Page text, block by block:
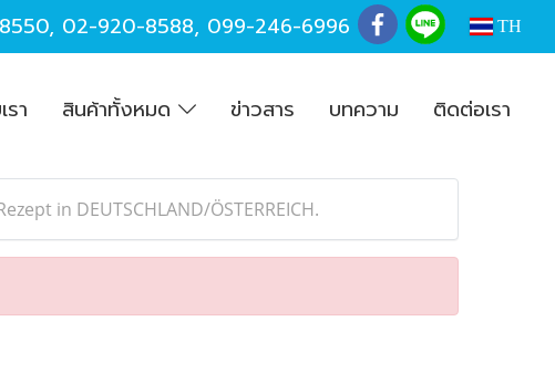
, 02-920-8588, 099-246-6996 TH
รา สินค้าทั้งหมด ข่าวสาร บทความ ติดต่อเรา
in DEUTSCHLAND/ÖSTERREICH.